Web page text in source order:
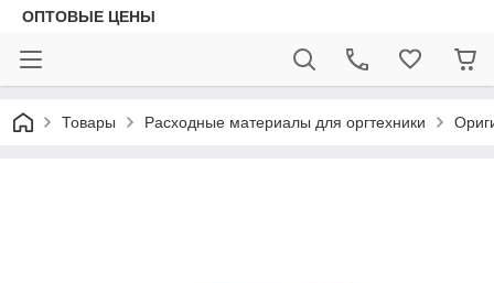
ОПТОВЫЕ ЦЕНЫ
Товары Расходные материалы для оргтехники